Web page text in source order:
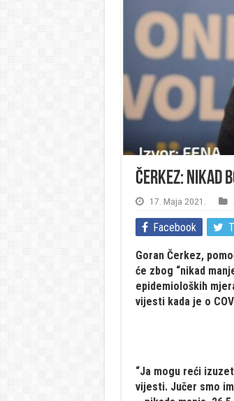
Čerkez: Nikad
17. Maja 2021.
Facebook
Goran Čerkez,
će zbog “nikad
epidemioloških
vijesti kada je o
“Ja mogu reći
vijesti. Jučer smo